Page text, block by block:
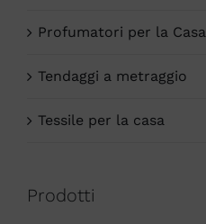
Profumatori per la Casa
Tendaggi a metraggio
Tessile per la casa
Prodotti